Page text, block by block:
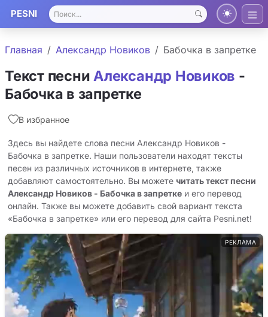
PESNI
Главная Александр Новиков Бабочка в запретке
Текст песни Александр Новиков -
Бабочка в запретке
В избранное
Здесь вы найдете слова песни Александр Новиков -
Бабочка в запретке. Наши пользователи находят тексты
песен из различных источников в интернете, также
добавляют самостоятельно. Вы можете читать текст песни
Александр Новиков - Бабочка в запретке и его перевод
онлайн. Также вы можете добавить свой вариант текста
«Бабочка в запретке» или его перевод для сайта Pesni.net!
РЕКЛАМА